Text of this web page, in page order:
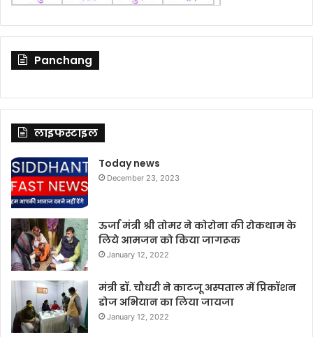
Panchang
लाइफस्टाइल
Today news
December 23, 2023
ऊर्जा मंत्री श्री तोमर ने कोरोना की रोकथाम के
लिये आमजन को किया जागरूक
January 12, 2022
मंत्री डॉ. चौधरी ने काटजू अस्पताल में प्रिकॉशन
डोज अभियान का लिया जायजा
January 12, 2022